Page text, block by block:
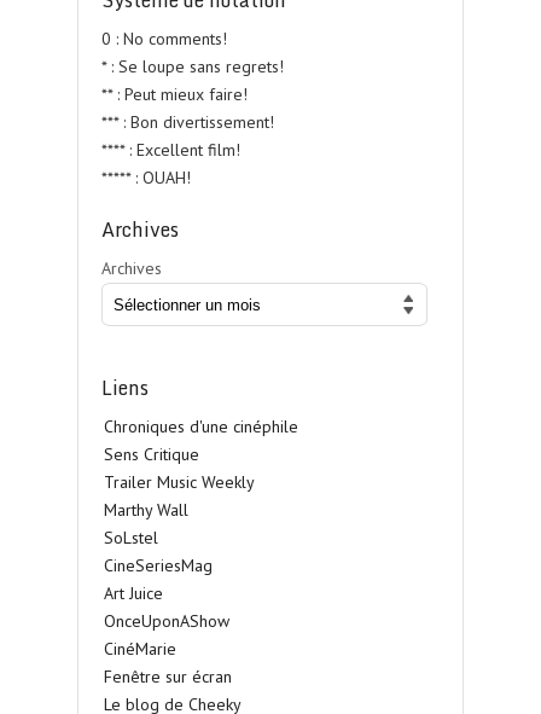
0 : No comments!
* : Se loupe sans regrets!
** : Peut mieux faire!
*** : Bon divertissement!
**** : Excellent film!
***** : OUAH!
Archives
Archives
Liens
Chroniques d'une cinéphile
Sens Critique
Trailer Music Weekly
Marthy Wall
SoLstel
CineSeriesMag
Art Juice
OnceUponAShow
CinéMarie
Fenêtre sur écran
Le blog de Cheeky